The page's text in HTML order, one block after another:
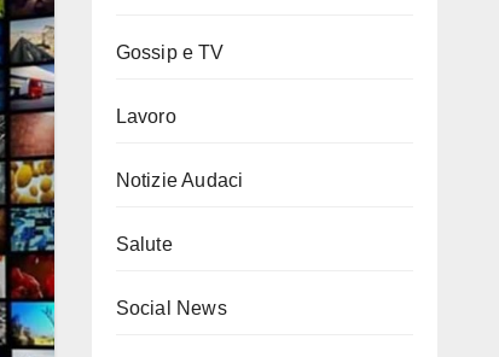
Gossip e TV
Lavoro
Notizie Audaci
Salute
Social News